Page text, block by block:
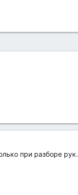
при разборе рук.